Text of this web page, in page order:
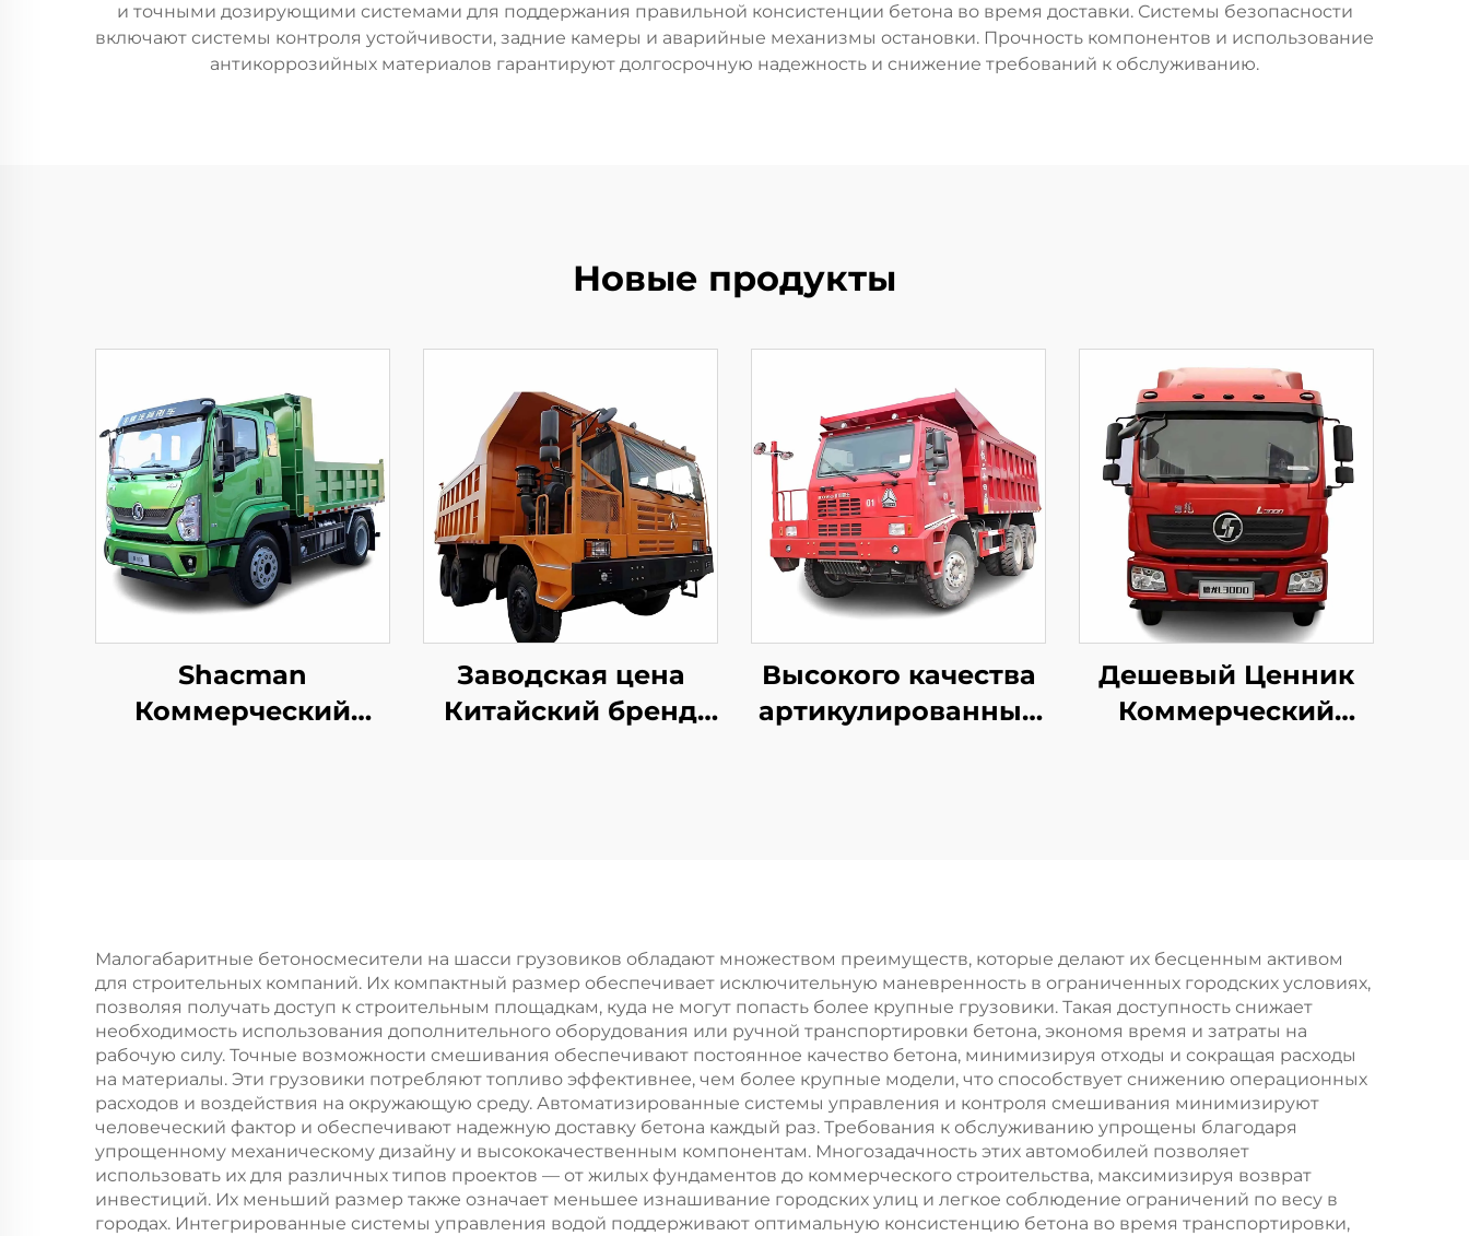
и точными дозирующими системами для поддержания правильной консистенции бетона во время доставки. Системы безопасности
включают системы контроля устойчивости, задние камеры и аварийные механизмы остановки. Прочность компонентов и использование
антикоррозийных материалов гарантируют долгосрочную надежность и снижение требований к обслуживанию.
Новые продукты
Shacman
Коммерческий
Заводская цена
Китайский бренд
40 тонн жесткий
карьерный
самосвал для
продажи
Высокого качества
артикулированные
самосвалы для
продажи
Дешевый Ценник
Коммерческий
Малогабаритные бетоносмесители на шасси грузовиков обладают множеством преимуществ, которые делают их бесценным активом
для строительных компаний. Их компактный размер обеспечивает исключительную маневренность в ограниченных городских условиях,
позволяя получать доступ к строительным площадкам, куда не могут попасть более крупные грузовики. Такая доступность снижает
необходимость использования дополнительного оборудования или ручной транспортировки бетона, экономя время и затраты на
рабочую силу. Точные возможности смешивания обеспечивают постоянное качество бетона, минимизируя отходы и сокращая расходы
на материалы. Эти грузовики потребляют топливо эффективнее, чем более крупные модели, что способствует снижению операционных
расходов и воздействия на окружающую среду. Автоматизированные системы управления и контроля смешивания минимизируют
человеческий фактор и обеспечивают надежную доставку бетона каждый раз. Требования к обслуживанию упрощены благодаря
упрощенному механическому дизайну и высококачественным компонентам. Многозадачность этих автомобилей позволяет
использовать их для различных типов проектов — от жилых фундаментов до коммерческого строительства, максимизируя возврат
инвестиций. Их меньший размер также означает меньшее изнашивание городских улиц и легкое соблюдение ограничений по весу в
городах. Интегрированные системы управления водой поддерживают оптимальную консистенцию бетона во время транспортировки,